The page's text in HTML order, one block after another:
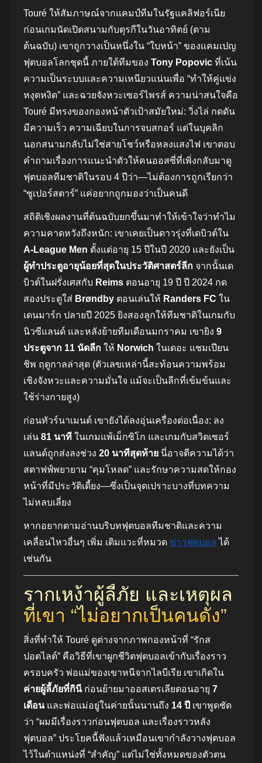
Touré ให้สัมภาษณ์จากแคมป์ทีมในรัฐแคลิฟอร์เนีย
ก่อนเกมนัดเปิดสนามกับตุรกีในวันอาทิตย์ (ตาม
ต้นฉบับ) เขาถูกวางเป็นหนึ่งใน “ใบหน้า” ของแคมเปญ
ฟุตบอลโลกชุดนี้ ภายใต้ทีมของ Tony Popovic ที่เน้น
ความเป็นระบบและความเหนียวแน่นเพื่อ “ทำให้คู่แข่ง
หงุดหงิด” และฉวยจังหวะเซอร์ไพรส์ ความน่าสนใจคือ
Touré มีทรงของกองหน้าตัวเป้าสมัยใหม่: วิ่งไล่ กดดัน
มีความเร็ว ความเฉียบในการจบสกอร์ แต่ในบุคลิก
นอกสนามกลับไม่ใช่สายโชว์หรือหลงแสงไฟ เขาตอบ
คำถามเรื่องการแนะนำตัวให้คนออสซี่ที่เพิ่งกลับมาดู
ฟุตบอลทีมชาติในรอบ 4 ปีว่า—ไม่ต้องการถูกเรียกว่า
“ซูเปอร์สตาร์” แค่อยากถูกมองว่าเป็นคนดี
สถิติเชิงผลงานที่ต้นฉบับยกขึ้นมาทำให้เข้าใจว่าทำไม
ความคาดหวังถึงหนัก: เขาเคยเป็นดาวรุ่งที่เดบิวต์ใน
A‑League Men ตั้งแต่อายุ 15 ปีในปี 2020 และยังเป็น
ผู้ทำประตูอายุน้อยที่สุดในประวัติศาสตร์ลีก จากนั้นเด
บิวต์ในฝรั่งเศสกับ Reims ตอนอายุ 19 ปี ปี 2024 กด
สองประตูใส่ Brøndby ตอนเล่นให้ Randers FC ใน
เดนมาร์ก ปลายปี 2025 ยิงสองลูกให้ทีมชาติในเกมกับ
นิวซีแลนด์ และหลังย้ายทีมเดือนมกราคม เขายิง 9
ประตูจาก 11 นัดลีก ให้ Norwich ในเดอะ แชมเปียน
ชิพ ฤดูกาลล่าสุด (ตัวเลขเหล่านี้สะท้อนความพร้อม
เชิงจังหวะและความมั่นใจ แม้จะเป็นลีกที่เข้มข้นและ
ใช้ร่างกายสูง)
ก่อนทัวร์นาเมนต์ เขายังได้ลงอุ่นเครื่องต่อเนื่อง: ลง
เล่น 81 นาที ในเกมแพ้เม็กซิโก และเกมกับสวิตเซอร์
แลนด์ถูกส่งลงช่วง 20 นาทีสุดท้าย นี่อาจตีความได้ว่า
สตาฟฟ์พยายาม “คุมโหลด” และรักษาความสดให้กอง
หน้าที่มีประวัติเดี้ยง—ซึ่งเป็นจุดเปราะบางที่บทความ
ไม่หลบเลี่ยง
หากอยากตามอ่านบริบทฟุตบอลทีมชาติและความ
เคลื่อนไหวอื่นๆ เพิ่ม เติมแวะที่หมวด ข่าวฟุตบอล ได้
เช่นกัน
รากเหง้าผู้ลี้ภัย และเหตุผล
ที่เขา “ไม่อยากเป็นคนดัง”
สิ่งที่ทำให้ Touré ดูต่างจากภาพกองหน้าที่ “รักส
ปอตไลต์” คือวิธีที่เขาผูกชีวิตฟุตบอลเข้ากับเรื่องราว
ครอบครัว พ่อแม่ของเขาหนีจากไลบีเรีย เขาเกิดใน
ค่ายผู้ลี้ภัยที่กินีก่อนย้ายมาออสเตรเลียตอนอายุ 7
เดือนและพ่อแม่อยู่ในค่ายนั้นนานถึง 14 ปี เขาพูดชัด
ว่า “ผมมีเรื่องราวก่อนฟุตบอล และเรื่องราวหลัง
ฟุตบอล” ประโยคนี้ฟังแล้วเหมือนเขากำลังวางฟุตบอล
ไว้ในตำแหน่งที่ “สำคัญ” แต่ไม่ใช่ทั้งหมดของตัวตน